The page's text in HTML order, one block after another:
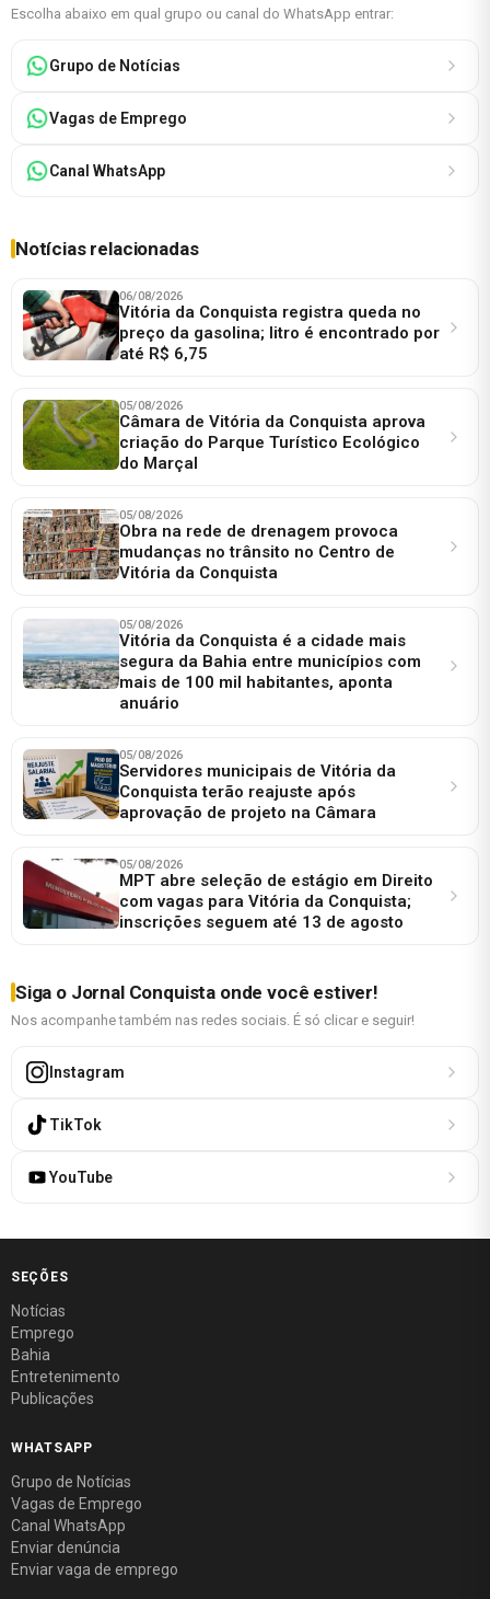
Escolha abaixo em qual grupo ou canal do WhatsApp entrar:
Grupo de Notícias
Vagas de Emprego
Canal WhatsApp
Notícias relacionadas
06/08/2026
Vitória da Conquista registra queda no
preço da gasolina; litro é encontrado por
até R$ 6,75
05/08/2026
Câmara de Vitória da Conquista aprova
criação do Parque Turístico Ecológico
do Marçal
05/08/2026
Obra na rede de drenagem provoca
mudanças no trânsito no Centro de
Vitória da Conquista
05/08/2026
Vitória da Conquista é a cidade mais
segura da Bahia entre municípios com
mais de 100 mil habitantes, aponta
anuário
05/08/2026
Servidores municipais de Vitória da
Conquista terão reajuste após
aprovação de projeto na Câmara
05/08/2026
MPT abre seleção de estágio em Direito
com vagas para Vitória da Conquista;
inscrições seguem até 13 de agosto
Siga o Jornal Conquista onde você estiver!
Nos acompanhe também nas redes sociais. É só clicar e seguir!
Instagram
TikTok
YouTube
SEÇÕES
Notícias
Emprego
Bahia
Entretenimento
Publicações
WHATSAPP
Grupo de Notícias
Vagas de Emprego
Canal WhatsApp
Enviar denúncia
Enviar vaga de emprego